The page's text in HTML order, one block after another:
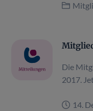
Die
2017.
14.